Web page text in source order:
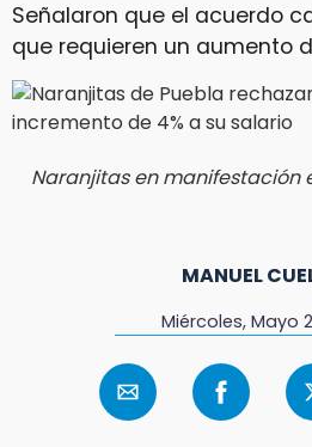
Señalaron que el acuerdo
que requieren un aumento
Naranjitas en manifestación
MANUEL
Miércoles, Mayo